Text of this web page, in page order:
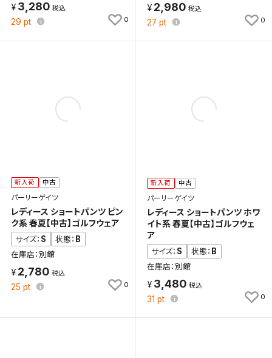
3,280
29 pt 0
2,980
27 pt 0
新入荷 中古
パーリーゲイツ
レディース ショートパンツ ピン
ク系 春夏【中古】ゴルフウェア
サイズ： S 状態： B
在庫店：別館
2,780
25 pt 0
新入荷 中古
パーリーゲイツ
レディース ショートパンツ ホワ
イト系 春夏【中古】ゴルフウェ
ア
サイズ： S 状態： B
在庫店：別館
3,480
31 pt 0
新着通知を「する」にすると、この条件に一致する商品
が入荷した際に、メール及びお客様のアカウント内の
件一覧」から画面を表示し、条件を変更の上、保存し直
してください。
保存する
キャンセル
検索条件を保存
索条件一覧」で確認できます。